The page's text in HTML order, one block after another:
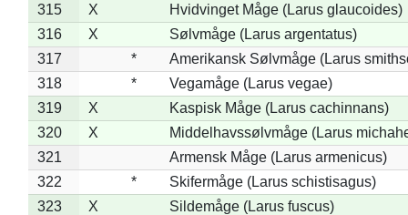
315
X
Hvidvinget Måge (Larus glaucoides)
316
X
Sølvmåge (Larus argentatus)
317
*
Amerikansk Sølvmåge (Larus
318
*
Vegamåge (Larus vegae)
319
X
Kaspisk Måge (Larus cachinnans)
320
X
Middelhavssølvmåge (Larus
321
Armensk Måge (Larus armenicus)
322
*
Skifermåge (Larus schistisagus)
323
X
Sildemåge (Larus fuscus)